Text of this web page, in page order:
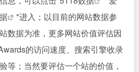
"进入；以目前的网站数据参
数据为准，更多网站价值评估因
的访问速度、搜索引擎收录
等；当然要评估一个站的价值，